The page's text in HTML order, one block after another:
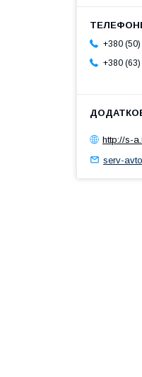
+380
+380
http://s-
serv-